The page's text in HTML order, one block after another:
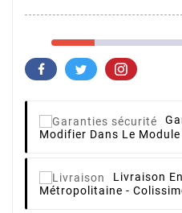
Modifier Dans Le
Livraison
Métropolitaine -